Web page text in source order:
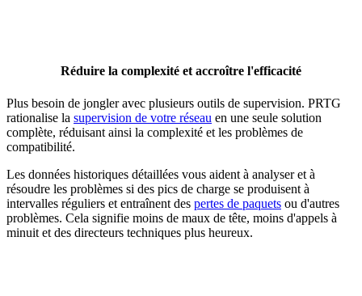
Réduire la complexité et accroître l'efficacité
Plus besoin de jongler avec plusieurs outils de supervision. PRTG
rationalise la supervision de votre réseau en une seule solution
complète, réduisant ainsi la complexité et les problèmes de
compatibilité.
Les données historiques détaillées vous aident à analyser et à
résoudre les problèmes si des pics de charge se produisent à
intervalles réguliers et entraînent des pertes de paquets ou d'autres
problèmes. Cela signifie moins de maux de tête, moins d'appels à
minuit et des directeurs techniques plus heureux.